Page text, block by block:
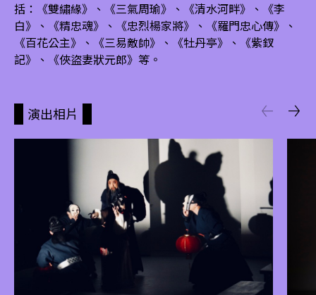
括：《雙繡緣》、《三氣周瑜》、《清水河畔》、《李
白》、《精忠魂》、《忠烈楊家將》、《羅門忠心傳》、
《百花公主》、《三易敵帥》、《牡丹亭》、《紫釵
記》、《俠盜妻狀元郎》等。
演出相片